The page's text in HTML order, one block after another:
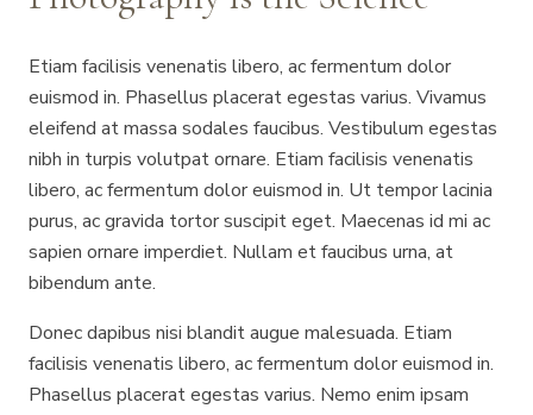
Etiam facilisis venenatis libero, ac fermentum dolor
euismod in. Phasellus placerat egestas varius. Vivamus
eleifend at massa sodales faucibus. Vestibulum egestas
nibh in turpis volutpat ornare. Etiam facilisis venenatis
libero, ac fermentum dolor euismod in. Ut tempor lacinia
purus, ac gravida tortor suscipit eget. Maecenas id mi ac
sapien ornare imperdiet. Nullam et faucibus urna, at
bibendum ante.
Donec dapibus nisi blandit augue malesuada. Etiam
facilisis venenatis libero, ac fermentum dolor euismod in.
Phasellus placerat egestas varius. Nemo enim ipsam